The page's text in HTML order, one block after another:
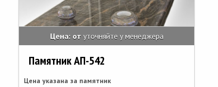
Цена: от уточняйте у менеджера
Памятник АП-542
Цена указана за памятник